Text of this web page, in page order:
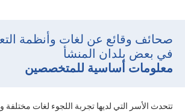
صحائف وقائع عن لغات وأنظمة
في بعض بلدان المنشأ
معلومات أساسية للمتخصصين
تتحدث الأسر التي لديها تجربة اللجوء لغات مختلفة